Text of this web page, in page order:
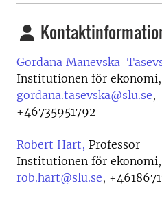
Gordana Manevska-
Institutionen för
gordana.tasevska@slu.se,
+46735951792
Robert Hart, Professor
Institutionen för
rob.hart@slu.se,